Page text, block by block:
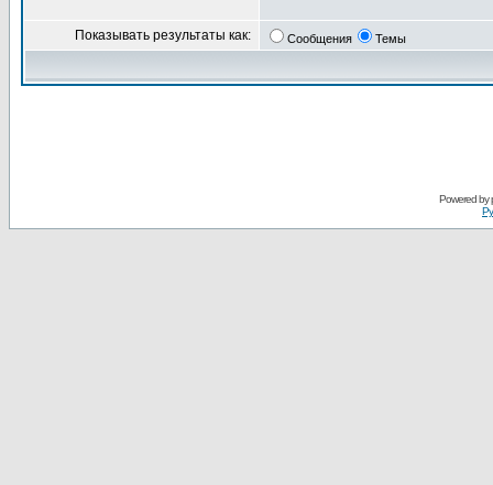
Показывать результаты как: Сообщения Темы
Powered by